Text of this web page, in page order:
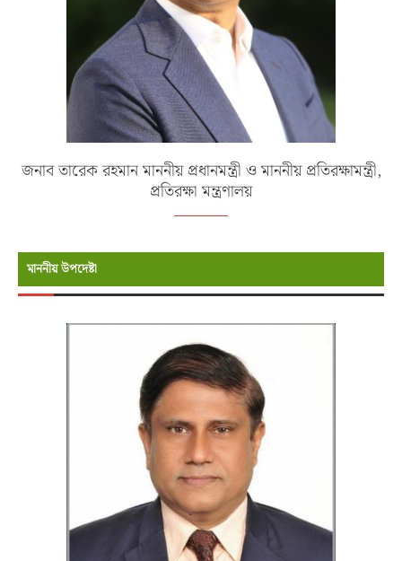
জনাব তারেক রহমান মাননীয় প্রধানমন্ত্রী ও মাননীয় প্রতিরক্ষামন্ত্রী,
প্রতিরক্ষা মন্ত্রণালয়
মাননীয় উপদেষ্টা